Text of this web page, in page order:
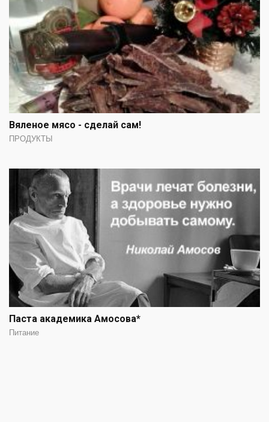
Вяленое мясо - сделай сам!
ПРОДУКТЫ
Паста академика Амосова*
Питание